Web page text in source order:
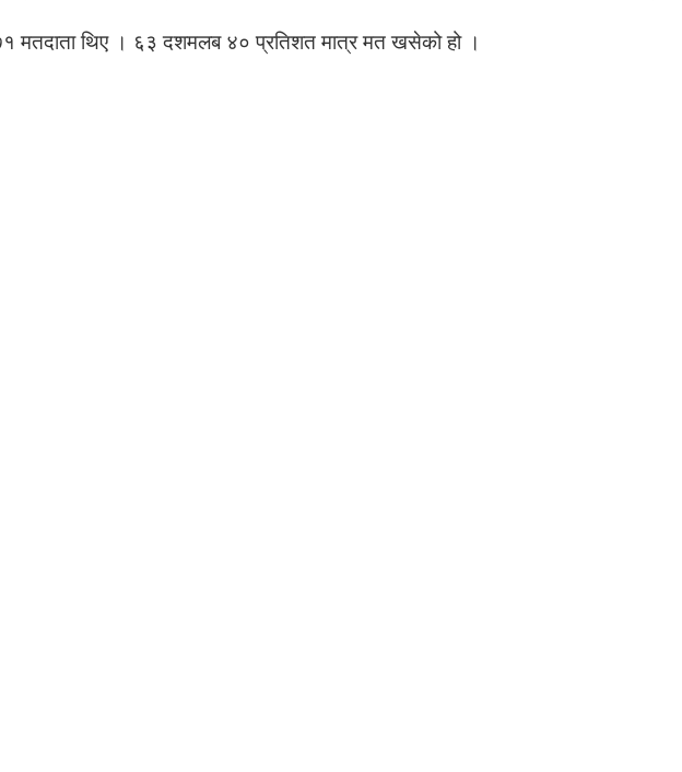
मतदाता थिए । ६३ दशमलब ४० प्रतिशत मात्र मत खसेको हो ।